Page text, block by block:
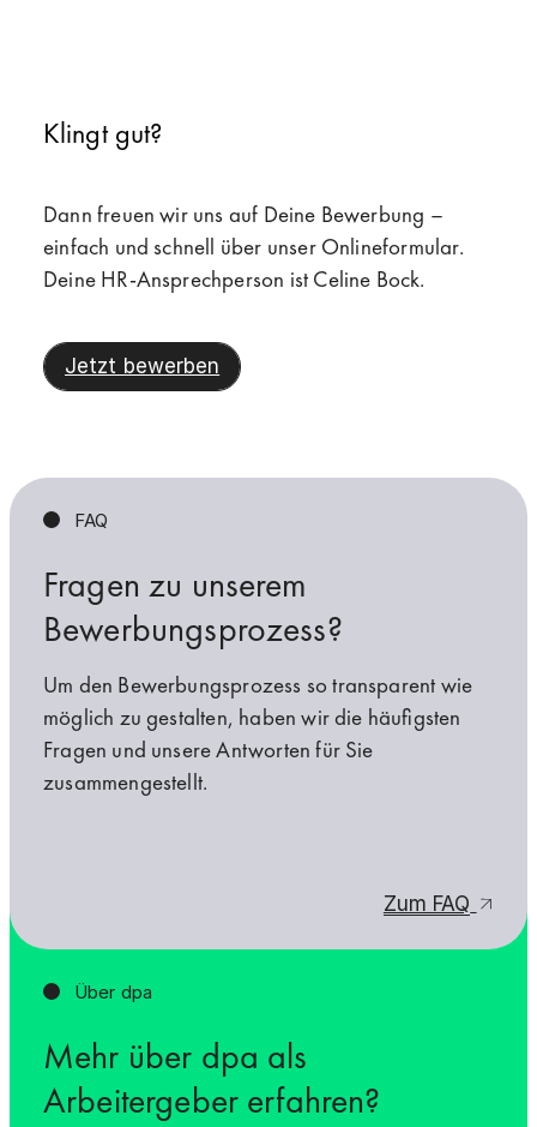
Klingt gut?
Dann freuen wir uns auf Deine Bewerbung –
einfach und schnell über unser Onlineformular.
Deine HR-Ansprechperson ist Celine Bock.
Jetzt bewerben
FAQ
Fragen zu unserem
Bewerbungsprozess?
Um den Bewerbungsprozess so transparent wie
möglich zu gestalten, haben wir die häufigsten
Fragen und unsere Antworten für Sie
zusammengestellt.
Zum FAQ
Über dpa
Mehr über dpa als
Arbeitergeber erfahren?